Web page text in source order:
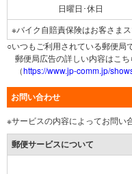
日曜日･休日
※バイク自賠責保険はお客さま
○いつもご利用されている郵便局
郵便局広告の詳しい内容はこち
（https://www.jp-comm.jp/
お問い合わせ
※サービスの内容によってお問い
郵便サービスについて